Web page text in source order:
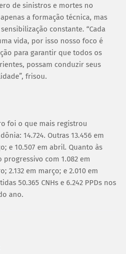
de sinistros e mortes no
a formação técnica, mas
constante. “Cada
vida, por isso nosso foco é
para garantir que todos os
possam conduzir seus
frisou.
foi o que mais registrou
14.724. Outras 13.456 em
e 10.507 em abril. Quanto às
progressivo com 1.082 em
2.132 em março; e 2.010 em
50.365 CNHs e 6.242 PPDs nos
ano.